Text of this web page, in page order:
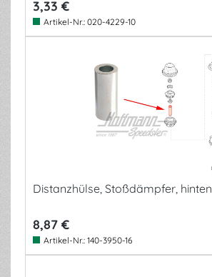
3,33 €
Artikel-Nr.: 020-4229-10
Distanzhülse, Stoßdämpfer, hinten
8,87 €
Artikel-Nr.: 140-3950-16